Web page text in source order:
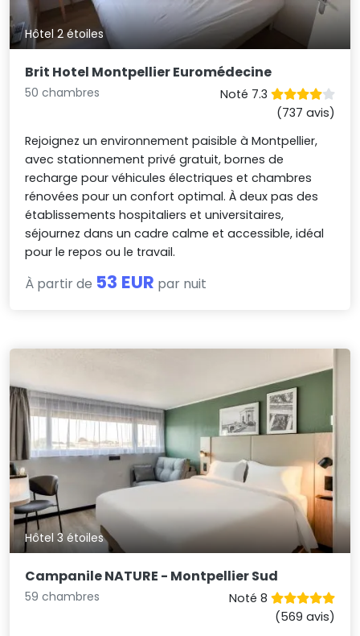
Hôtel 2 étoiles
Brit Hotel Montpellier Euromédecine
50 chambres
Noté 7.3
(737 avis)
Rejoignez un environnement paisible à Montpellier,
avec stationnement privé gratuit, bornes de
recharge pour véhicules électriques et chambres
rénovées pour un confort optimal. À deux pas des
établissements hospitaliers et universitaires,
séjournez dans un cadre calme et accessible, idéal
pour le repos ou le travail.
À partir de 53 EUR par nuit
Hôtel 3 étoiles
Campanile NATURE - Montpellier Sud
59 chambres
Noté 8
(569 avis)